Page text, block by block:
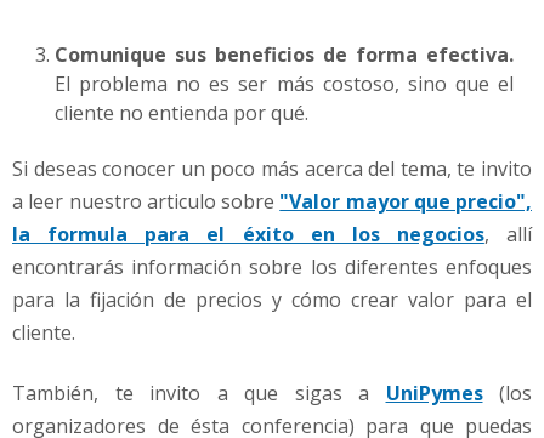
Comunique sus beneficios de forma efectiva.
El problema no es ser más costoso, sino que el
cliente no entienda por qué.
Si deseas conocer un poco más acerca del tema, te invito
a leer nuestro articulo sobre "Valor mayor que precio",
la formula para el éxito en los negocios, allí
encontrarás información sobre los diferentes enfoques
para la fijación de precios y cómo crear valor para el
cliente.
También, te invito a que sigas a UniPymes(los
organizadores de ésta conferencia) para que puedas